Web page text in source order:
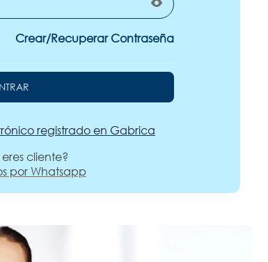
registrado en Gabrica
cliente?
por Whatsapp